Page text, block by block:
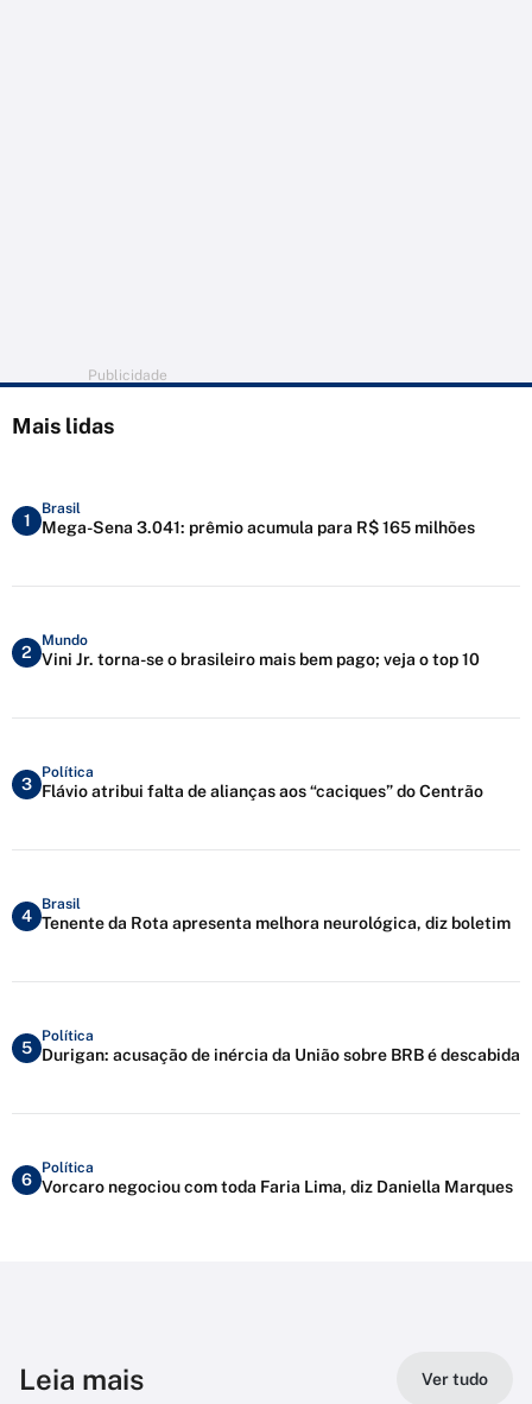
Publicidade
Mais lidas
1
Brasil
Mega-Sena 3.041: prêmio acumula para R$ 165 milhões
2
Mundo
Vini Jr. torna-se o brasileiro mais bem pago; veja o top 10
3
Política
Flávio atribui falta de alianças aos “caciques” do Centrão
4
Brasil
Tenente da Rota apresenta melhora neurológica, diz boletim
5
Política
Durigan: acusação de inércia da União sobre BRB é descabida
6
Política
Vorcaro negociou com toda Faria Lima, diz Daniella Marques
Leia mais Ver tudo